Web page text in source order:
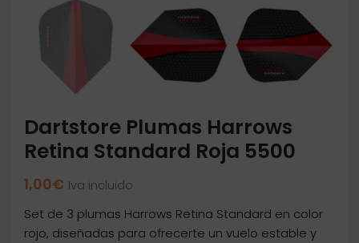
Dartstore Plumas Harrows
Retina Standard Roja 5500
1,00€ Iva incluido
Set de 3 plumas Harrows Retina Standard en color
rojo, diseñadas para ofrecerte un vuelo estable y